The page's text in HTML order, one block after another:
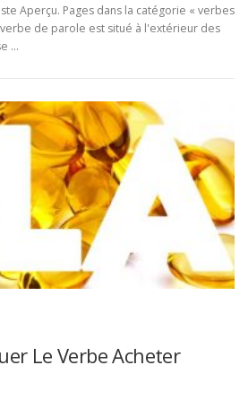
Aperçu. Pages dans la catégorie « verbes
de parole est situé à l'extérieur des
…
Le Verbe Acheter